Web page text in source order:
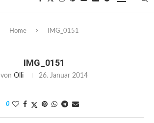
Home IMG_0151
IMG_0151
von Olli 26. Januar 2014
0